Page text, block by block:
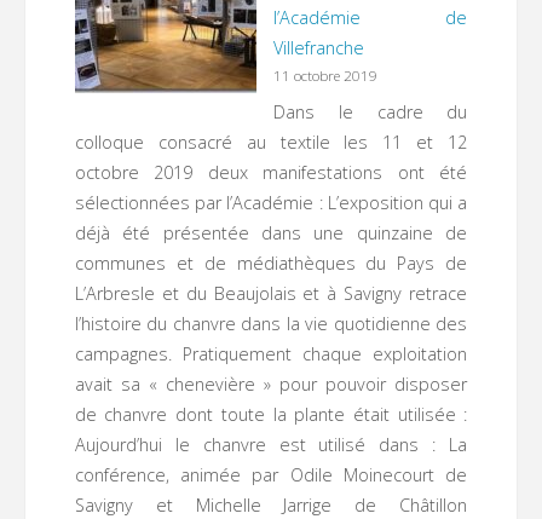
l’Académie de
Villefranche
11 octobre 2019
Dans le cadre du
colloque consacré au textile les 11 et 12
octobre 2019 deux manifestations ont été
sélectionnées par l’Académie : L’exposition qui a
déjà été présentée dans une quinzaine de
communes et de médiathèques du Pays de
L’Arbresle et du Beaujolais et à Savigny retrace
l’histoire du chanvre dans la vie quotidienne des
campagnes. Pratiquement chaque exploitation
avait sa « chenevière » pour pouvoir disposer
de chanvre dont toute la plante était utilisée :
Aujourd’hui le chanvre est utilisé dans : La
conférence, animée par Odile Moinecourt de
Savigny et Michelle Jarrige de Châtillon